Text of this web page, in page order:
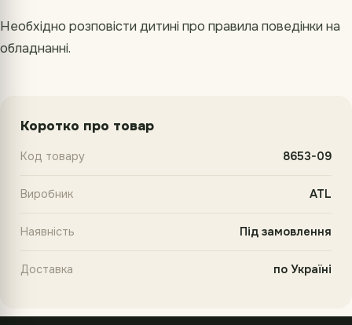
Необхідно розповісти дитині про правила поведінки на
обладнанні.
Коротко про товар
Код товару 8653-09
Виробник ATL
Наявність Під замовлення
Доставка по Україні